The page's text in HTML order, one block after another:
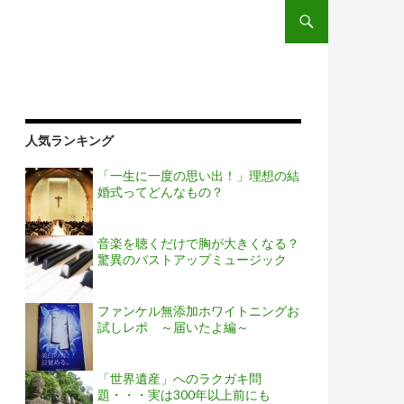
人気ランキング
「一生に一度の思い出！」理想の結
婚式ってどんなもの？
音楽を聴くだけで胸が大きくなる？
驚異のバストアップミュージック
ファンケル無添加ホワイトニングお
試しレポ ～届いたよ編～
「世界遺産」へのラクガキ問
題・・・実は300年以上前にも